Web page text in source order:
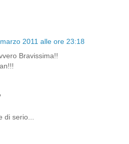
2011 alle ore 23:18
Bravissima!!
di serio...